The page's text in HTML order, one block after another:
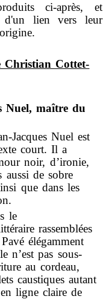
ci-après, et
d'un lien vers leur
Christian Cottet-
Nuel, maître du
Jacques Nuel est
court. Il a
noir, d’ironie,
aussi de sobre
que dans les
le
rassemblées
élégamment
n’est pas sous-
au cordeau,
caustiques autant
ligne claire de